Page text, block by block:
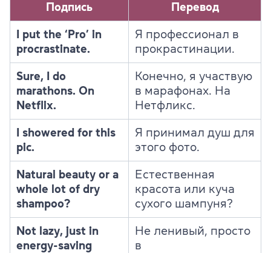
Подпись Перевод
I put the ‘Pro’ in
procrastinate.
Я профессионал в
прокрастинации.
Sure, I do
marathons. On
Netflix.
Конечно, я участвую
в марафонах. На
Нетфликс.
I showered for this
pic.
Я принимал душ для
этого фото.
Natural beauty or a
whole lot of dry
shampoo?
Естественная
красота или куча
сухого шампуня?
Not lazy, just in
energy-saving
Не ленивый, просто
в